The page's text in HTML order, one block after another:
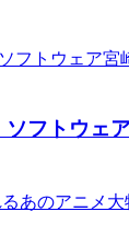
ソフトウェ